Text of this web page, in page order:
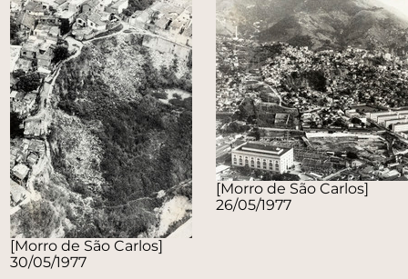
[Morro de São Carlos]
30/05/1977
[Morro de São Carlos]
26/05/1977